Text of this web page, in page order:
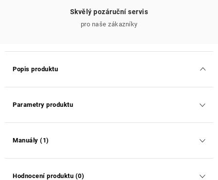
Skvělý pozáruční servis
pro naše zákazníky
Popis produktu
Parametry produktu
Manuály (1)
Hodnocení produktu (0)